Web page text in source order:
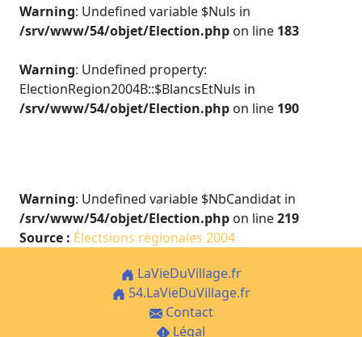
Warning: Undefined variable $Nuls in
/srv/www/54/objet/Election.php on line 183
Warning: Undefined property:
ElectionRegion2004B::$BlancsEtNuls in
/srv/www/54/objet/Election.php on line 190
Warning: Undefined variable $NbCandidat in
/srv/www/54/objet/Election.php on line219
Source : Électsions régionales 2004
LaVieDuVillage.fr
54.LaVieDuVillage.fr
Contact
Légal